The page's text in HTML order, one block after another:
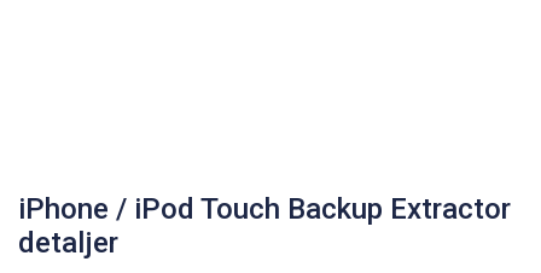
iPhone / iPod Touch Backup Extractor
detaljer